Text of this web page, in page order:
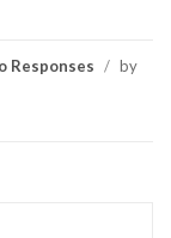
Responses / by